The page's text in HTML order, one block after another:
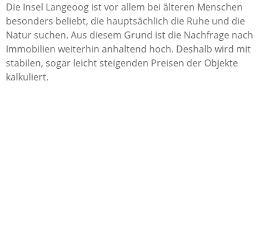
Die Insel Langeoog ist vor allem bei älteren Menschen
besonders beliebt, die hauptsächlich die Ruhe und die
Natur suchen. Aus diesem Grund ist die Nachfrage nach
Immobilien weiterhin anhaltend hoch. Deshalb wird mit
stabilen, sogar leicht steigenden Preisen der Objekte
kalkuliert.